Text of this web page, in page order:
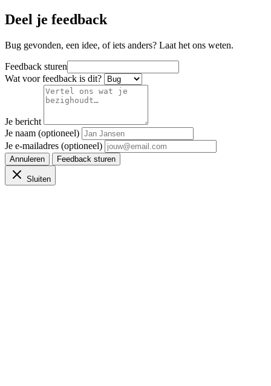
Deel je feedback
Bug gevonden, een idee, of iets anders? Laat het ons weten.
Feedback sturen
Wat voor feedback is dit?
Je bericht
Je naam (optioneel)
Je e-mailadres (optioneel)
Annuleren Feedback sturen
Sluiten